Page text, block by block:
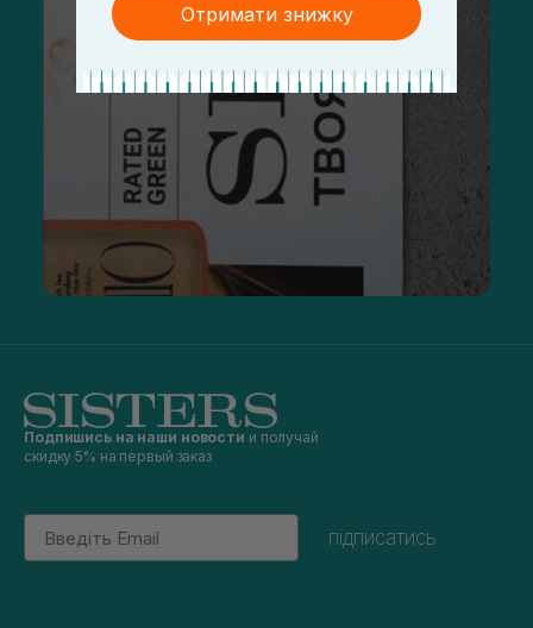
Подпишись на наши новости и получай
скидку 5% на первый заказ
Email
підписатись
Отримати знижку